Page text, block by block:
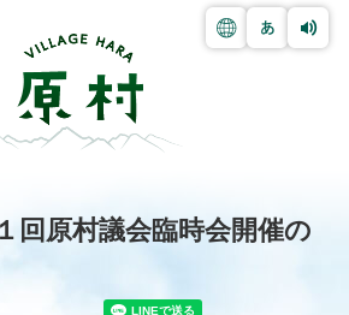
回原村議会臨時会開催の